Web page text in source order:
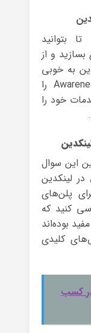
بتوانید
و از
به خوبی
استفاده کنید تا نه‌تنها میزان Awareness را
خود را
این سوال
در لینکدین
پلن‌های
کنید که
بوده‌اند
کلیدی
کسب